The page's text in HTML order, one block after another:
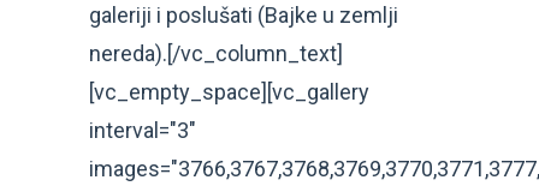
galeriji i poslušati (Bajke u zemlji
nereda).[/vc_column_text]
[vc_empty_space][vc_gallery
interval="3"